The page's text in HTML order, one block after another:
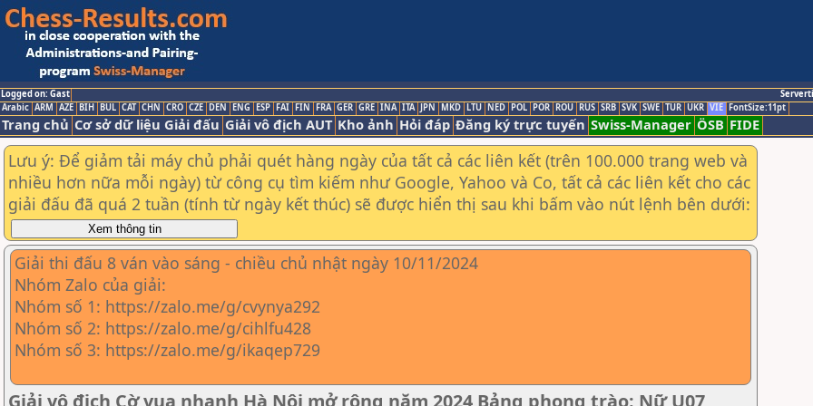
Logged on: Gast
Arabic ARM AZE BIH BUL CAT CHN CRO CZE DEN ENG ESP FAI FIN FRA GER GRE INA ITA JPN MKD LTU NED POL POR ROU RUS SRB SVK SWE TUR UKR VIE FontSize:11pt
Trang chủ Cơ sở dữ liệu Giải đấu Giải vô địch AUT Kho ảnh Hỏi đáp Đăng ký trực tuyến Swiss-Manager ÖSB FIDE
Lưu ý: Để giảm tải máy chủ phải quét hàng ngày của tất cả các liên kết (trên 100.000 trang web và
nhiều hơn nữa mỗi ngày) từ công cụ tìm kiếm như Google, Yahoo và Co, tất cả các liên kết cho các
giải đấu đã quá 2 tuần (tính từ ngày kết thúc) sẽ được hiển thị sau khi bấm vào nút lệnh bên dưới:
Giải thi đấu 8 ván vào sáng - chiều chủ nhật ngày 10/11/2024
Nhóm Zalo của giải:
Nhóm số 1: https://zalo.me/g/cvynya292
Nhóm số 2: https://zalo.me/g/cihlfu428
Nhóm số 3: https://zalo.me/g/ikaqep729
Giải vô địch Cờ vua nhanh Hà Nội mở rộng năm 2024 Bảng phong trào: Nữ U07